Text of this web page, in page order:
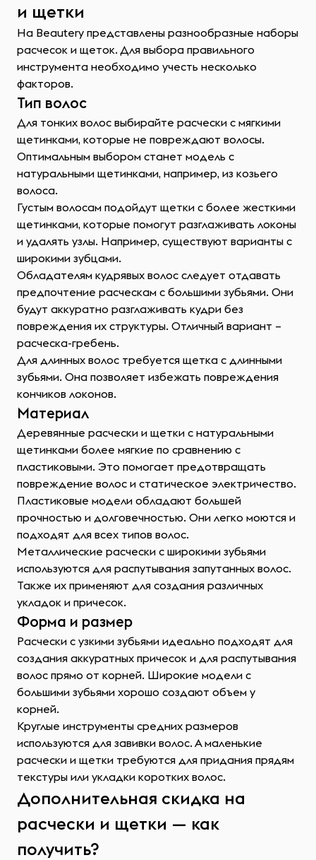
и щетки
На Beautery представлены разнообразные наборы
расчесок и щеток. Для выбора правильного
инструмента необходимо учесть несколько
факторов.
Тип волос
Для тонких волос выбирайте расчески с мягкими
щетинками, которые не повреждают волосы.
Оптимальным выбором станет модель с
натуральными щетинками, например, из козьего
волоса.
Густым волосам подойдут щетки с более жесткими
щетинками, которые помогут разглаживать локоны
и удалять узлы. Например, существуют варианты с
широкими зубцами.
Обладателям кудрявых волос следует отдавать
предпочтение расческам с большими зубьями. Они
будут аккуратно разглаживать кудри без
повреждения их структуры. Отличный вариант –
расческа-гребень.
Для длинных волос требуется щетка с длинными
зубьями. Она позволяет избежать повреждения
кончиков локонов.
Материал
Деревянные расчески и щетки с натуральными
щетинками более мягкие по сравнению с
пластиковыми. Это помогает предотвращать
повреждение волос и статическое электричество.
Пластиковые модели обладают большей
прочностью и долговечностью. Они легко моются и
подходят для всех типов волос.
Металлические расчески с широкими зубьями
используются для распутывания запутанных волос.
Также их применяют для создания различных
укладок и причесок.
Форма и размер
Расчески с узкими зубьями идеально подходят для
создания аккуратных причесок и для распутывания
волос прямо от корней. Широкие модели с
большими зубьями хорошо создают объем у
корней.
Круглые инструменты средних размеров
используются для завивки волос. А маленькие
расчески и щетки требуются для придания прядям
текстуры или укладки коротких волос.
Дополнительная скидка на
расчески и щетки — как
получить?